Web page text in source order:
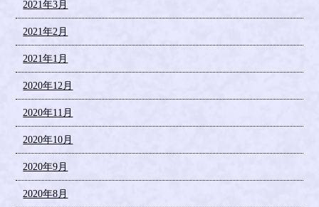
2021年3月
2021年2月
2021年1月
2020年12月
2020年11月
2020年10月
2020年9月
2020年8月